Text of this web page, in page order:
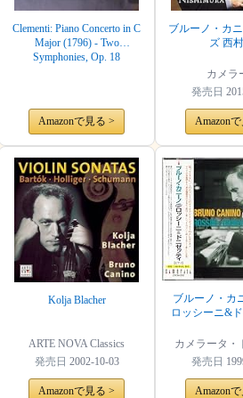
Clementi: Piano Concerto in C
Major (1796) - Two
Symphonies, Op. 18
Amazonで見る >
ブルーノ・カ
ズ 西
カメラ
発売日
Amazon
Kolja Blacher
ARTE NOVA Classics
発売日 2002-10-03
Amazonで見る >
ブルーノ・カ
ロッシーニ&
カメラータ・
発売日
Amazon